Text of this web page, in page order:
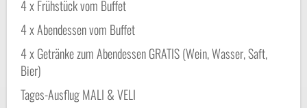
4 x Frühstück vom Buffet
4 x Abendessen vom Buffet
4 x Getränke zum Abendessen GRATIS (Wein, Wasser, Saft,
Bier)
Tages-Ausflug MALI & VELI